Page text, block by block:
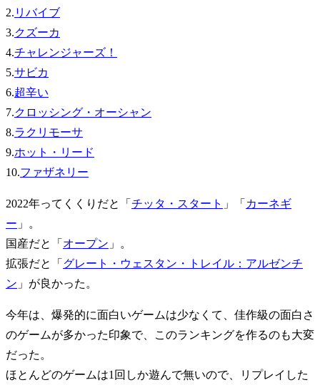
2. リバイブ
3.クズーカ
4.チャレンジャーズ！
5.サビカ
6.超辛い
7.クロッシング・オーシャン
8.ラクリモーサ
9.ホット・リード
10.ファザネリー
2022年ってくくりだと「 チッタ・スタート 」「 カーネギ
ー 」。
国産だと「 オープン 」。
拡張だと「 グレート・ウェスタン・トレイル：アルゼンチ
ン 」が良かった。
今年は、爆発的に面白いゲームは少なくて、佳作級の面白さ
のゲームが多かった印象で、このランキングを作るのも大変
だった。
ほとんどのゲームは1回しか遊んで無いので、リプレイした